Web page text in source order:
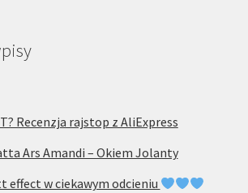
Recenzja rajstop z AliExpress
Ars Amandi – Okiem Jolanty
effect w ciekawym odcieniu